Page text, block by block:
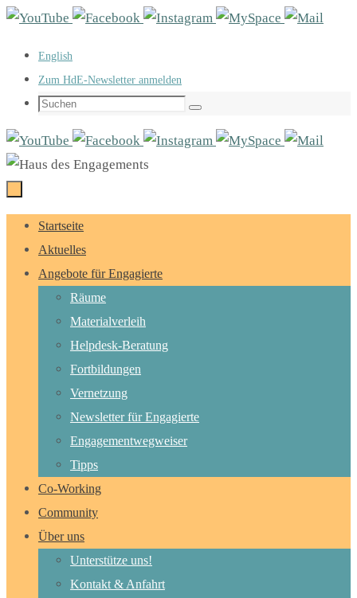
Zum
springen
English
Zum HdE-Newsletter anmelden
Suchen
Suchen
Zum
Inhalt
springen
Startseite
Aktuelles
Angebote für Engagierte
Räume
Materialverleih
Helpdesk-Beratung
Fortbildungen
Vernetzung
Newsletter für Engagierte
Engagementwegweiser
Tipps
Co-Working
Community
Über uns
Unterstütze uns!
Kontakt & Anfahrt